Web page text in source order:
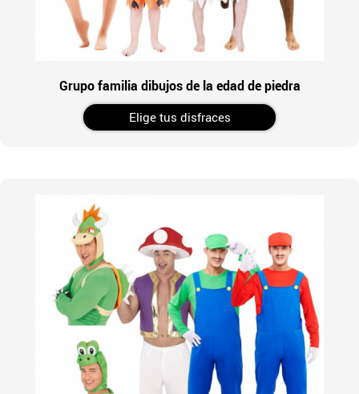
Grupo familia dibujos de la edad de piedra
Elige tus disfraces